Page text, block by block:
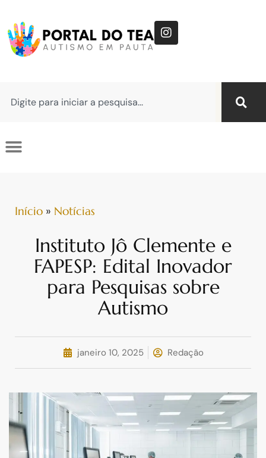
Início » Notícias
Instituto Jô Clemente e
FAPESP: Edital Inovador
para Pesquisas sobre
Autismo
janeiro 10, 2025 Redação